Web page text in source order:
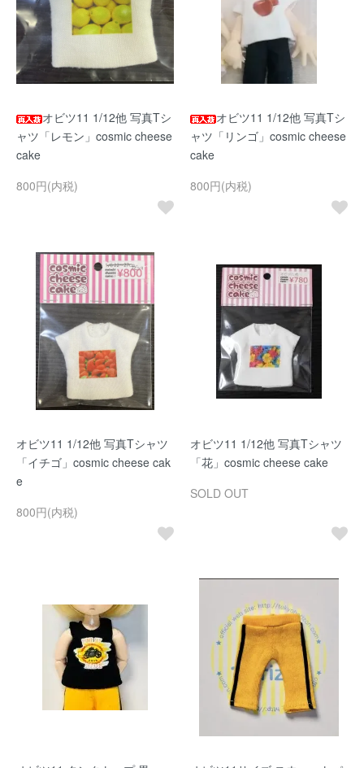
オビツ11 1/12他 写真Tシ
ャツ「レモン」cosmic cheese
cake
800円(内税)
オビツ11 1/12他 写真Tシ
ャツ「リンゴ」cosmic cheese
cake
800円(内税)
オビツ11 1/12他 写真Tシャツ
「イチゴ」cosmic cheese cak
e
800円(内税)
オビツ11 1/12他 写真Tシャツ
「花」cosmic cheese cake
SOLD OUT